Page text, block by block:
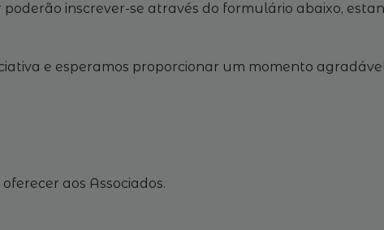
inscrever-se através do formulário abaixo,
e esperamos proporcionar um momento
aos Associados.